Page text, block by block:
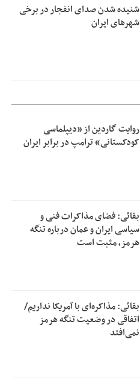
شنیده شدن صدای انفجار در برخی
شهرهای ایران
روایت گاردین از «دیپلماسی
کودکستانی» ترامپ در برابر ایران
بقائی: فضای مذاکرات فنی و
سیاسی ایران و عمان درباره تنگه
هرمز، مثبت است
بقائی: مذاکره‌ای با آمریکا نداریم/
اتفاقی در وضعیت تنگه هرمز
نمی‌افتد